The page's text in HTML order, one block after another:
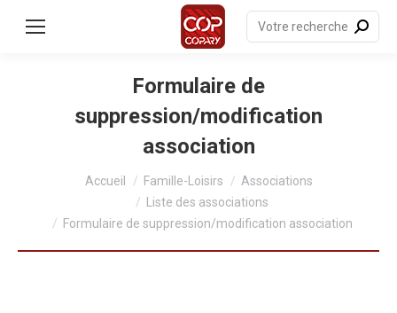
principal
Recherche
:
Formulaire de
suppression/modification
association
Accueil Famille-Loisirs
Associations
Liste des associations
Formulaire de suppression/modification association